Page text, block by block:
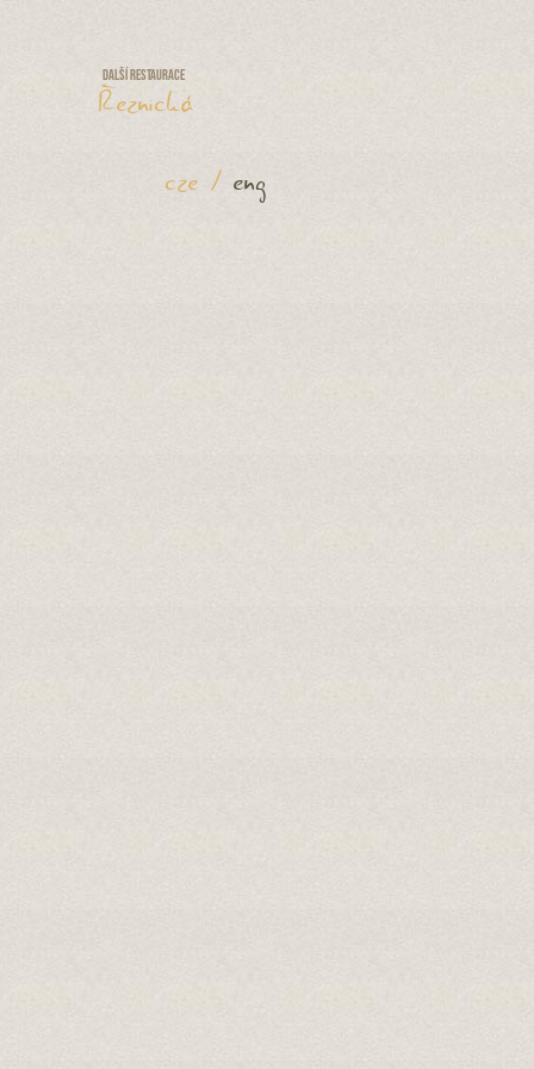
Další restaurace
Řeznická
cze / eng